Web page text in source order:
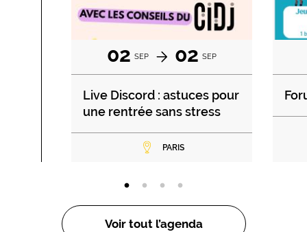
02 SEP 02 SEP
Live Discord : astuces pour
une rentrée sans stress
PARIS
Voir tout l’agenda